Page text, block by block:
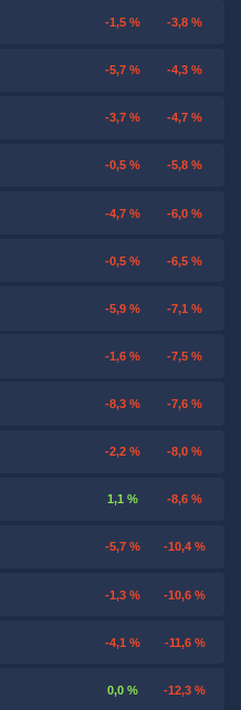
-1,5 % -3,8 %
-5,7 % -4,3 %
-3,7 % -4,7 %
-0,5 % -5,8 %
-4,7 % -6,0 %
-0,5 % -6,5 %
-5,9 % -7,1 %
-1,6 % -7,5 %
-8,3 % -7,6 %
-2,2 % -8,0 %
1,1 % -8,6 %
-5,7 % -10,4 %
-1,3 % -10,6 %
-4,1 % -11,6 %
0,0 % -12,3 %